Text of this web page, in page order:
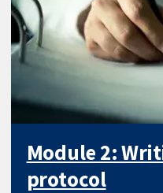
Module 2:
protocol